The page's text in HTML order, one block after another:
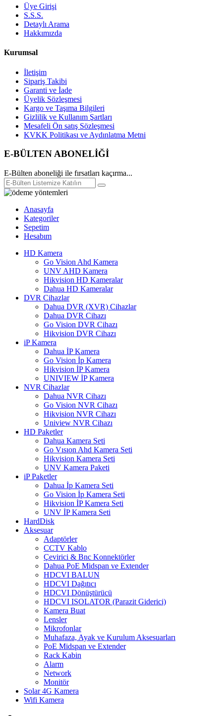
Üye Girişi
S.S.S.
Detaylı Arama
Hakkımızda
Kurumsal
İletişim
Sipariş Takibi
Garanti ve İade
Üyelik Sözleşmesi
Kargo ve Taşıma Bilgileri
Gizlilik ve Kullanım Şartları
Mesafeli Ön satış Sözleşmesi
KVKK Politikası ve Aydınlatma Metni
E-BÜLTEN ABONELİĞİ
E-Bülten aboneliği ile fırsatları kaçırma...
Anasayfa
Kategoriler
Sepetim
Hesabım
HD Kamera
Go Vision Ahd Kamera
UNV AHD Kamera
Hikvision HD Kameralar
Dahua HD Kameralar
DVR Cihazlar
Dahua DVR (XVR) Cihazlar
Dahua DVR Cihazı
Go Vision DVR Cihazı
Hikvision DVR Cihazı
iP Kamera
Dahua İP Kamera
Go Vision İp Kamera
Hikvision İP Kamera
UNIVIEW İP Kamera
NVR Cihazlar
Dahua NVR Cihazı
Go Vision NVR Cihazı
Hikvision NVR Cihazı
Uniview NVR Cihazı
HD Paketler
Dahua Kamera Seti
Go Vısıon Ahd Kamera Seti
Hikvision Kamera Seti
UNV Kamera Paketi
iP Paketler
Dahua İp Kamera Seti
Go Vision İp Kamera Seti
Hikvision İP Kamera Seti
UNV İP Kamera Seti
HardDisk
Aksesuar
Adaptörler
CCTV Kablo
Çevirici & Bnc Konnektörler
Dahua PoE Midspan ve Extender
HDCVI BALUN
HDCVI Dağıtıcı
HDCVI Dönüştürücü
HDCVI ISOLATOR (Parazit Giderici)
Kamera Buat
Lensler
Mikrofonlar
Muhafaza, Ayak ve Kurulum Aksesuarları
PoE Midspan ve Extender
Rack Kabin
Alarm
Network
Monitör
Solar 4G Kamera
Wifi Kamera